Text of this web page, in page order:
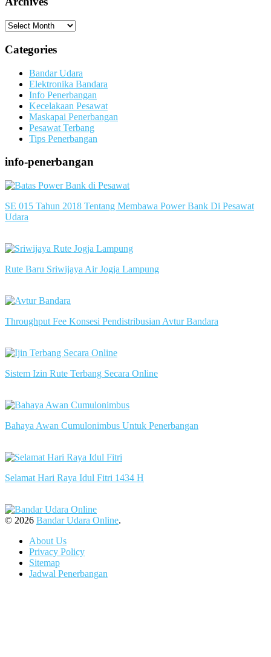
Archives
Categories
Bandar Udara
Elektronika Bandara
Info Penerbangan
Kecelakaan Pesawat
Maskapai Penerbangan
Pesawat Terbang
Tips Penerbangan
info-penerbangan
SE 015 Tahun 2018 Tentang Membawa Power Bank Di Pesawat
Udara
Rute Baru Sriwijaya Air Jogja Lampung
Throughput Fee Konsesi Pendistribusian Avtur Bandara
Sistem Izin Rute Terbang Secara Online
Bahaya Awan Cumulonimbus Untuk Penerbangan
Selamat Hari Raya Idul Fitri 1434 H
© 2026 Bandar Udara Online.
About Us
Privacy Policy
Sitemap
Jadwal Penerbangan